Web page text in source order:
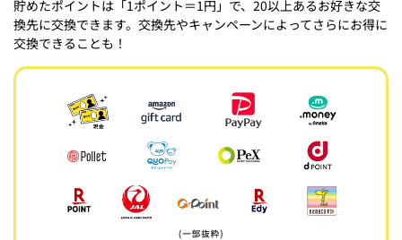
貯めたポイントは「1ポイント＝1円」で、20以上あるお好きな交
換先に交換できます。交換先やキャンペーンによってさらにお得に
交換できることも！